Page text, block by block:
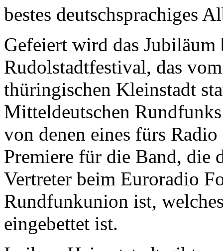
bestes deutschsprachiges
Gefeiert wird das Jubiläum
Rudolstadtfestival, das
thüringischen Kleinstadt
Mitteldeutschen
von denen eines fürs
Premiere für die Band, die
Vertreter beim Euroradio
Rundfunkunion ist,
eingebettet ist.